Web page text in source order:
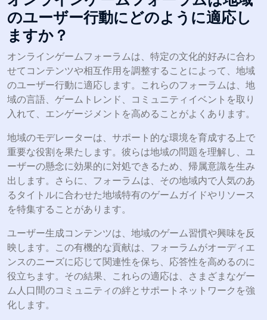
のユーザー行動にどのように適応し
ますか？
オンラインゲームフォーラムは、特定の文化的好みに合わ
せてコンテンツや相互作用を調整することによって、地域
のユーザー行動に適応します。これらのフォーラムは、地
域の言語、ゲームトレンド、コミュニティイベントを取り
入れて、エンゲージメントを高めることがよくあります。
地域のモデレーターは、サポート的な環境を育成する上で
重要な役割を果たします。彼らは地域の問題を理解し、ユ
ーザーの懸念に効果的に対処できるため、帰属意識を生み
出します。さらに、フォーラムは、その地域内で人気のあ
るタイトルに合わせた地域特有のゲームガイドやリソース
を特集することがあります。
ユーザー生成コンテンツは、地域のゲーム習慣や興味を反
映します。この有機的な貢献は、フォーラムがオーディエ
ンスのニーズに応じて関連性を保ち、応答性を高めるのに
役立ちます。その結果、これらの適応は、さまざまなゲー
ム人口間のコミュニティの絆とサポートネットワークを強
化します。